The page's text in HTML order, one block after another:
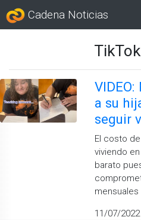
Cadena Noticias
a su
seguir
El costo
viviendo
barato
mensuales
11/07/2022